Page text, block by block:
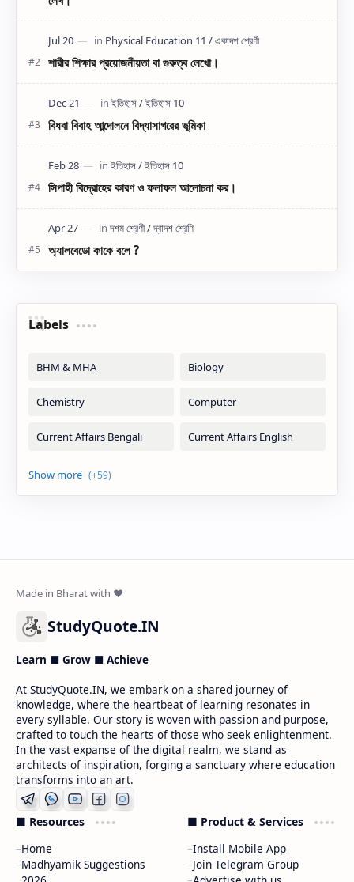
শারীর শিক্ষার প্রয়োজনীয়তা বা গুরুত্ব লেখো।
বিধবা বিবাহ আন্দোলনে বিদ্যাসাগরের ভূমিকা
সিপাহী বিদ্রোহের কারণ ও ফলাফল আলোচনা কর।
অ্যালবেডো কাকে বলে ?
Labels
StudyQuote.IN
Learn ■ Grow ■ Achieve
At StudyQuote.IN, we embark on a shared journey of
knowledge, where the heartbeat of learning resonates in
every syllable. Our story is woven with passion and purpose,
crafted to touch the hearts of those who seek enlightenment.
In the vast expanse of the digital realm, we stand as
architects of inspiration, forging a sanctuary where education
transforms into an art.
■ Resources
Home
Madhyamik Suggestions
■ Product & Services
Install Mobile App
Join Telegram Group